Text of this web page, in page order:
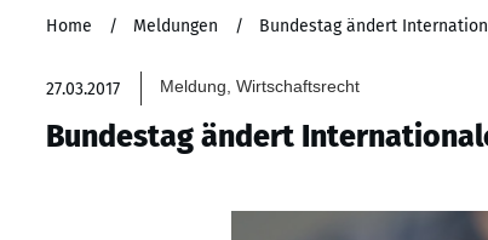
Home / Meldungen / Bundestag ändert
27.03.2017 Meldung, Wirtschaftsrecht
Bundestag ändert